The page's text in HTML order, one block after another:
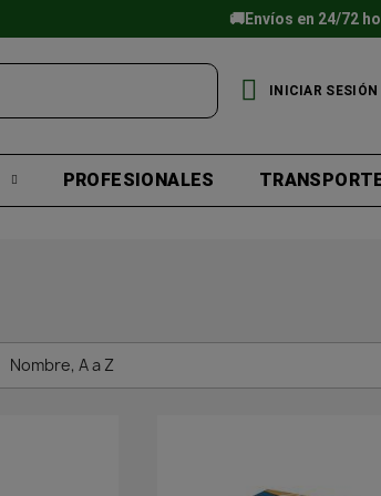
🚚Envíos en 24/72
INICIAR SESIÓN
PROFESIONALES
Nombre, A a Z